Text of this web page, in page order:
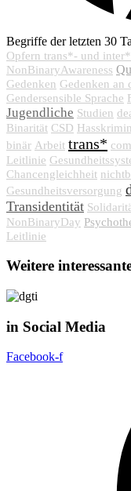
Begriffe der letzten 30
Opfern trans*- und
NonBinaryAwareness
Gedenken Gedenken an
Gendersensible Sprache
Jugendliche Studien
Binarität CSD
binär Arbeit trans*
Leitlinie
Chancengleichheit
Gesundheitsversorgung
Transidentität
NonBinaryDay
Leitlinie
Weitere
in Social Media
Facebook-f